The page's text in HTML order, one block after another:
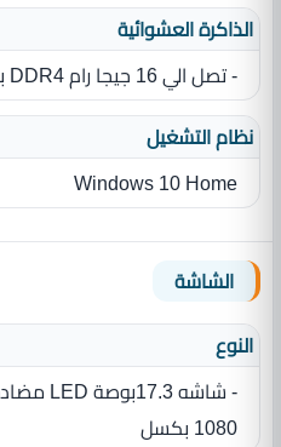
الذاكرة العشوائية
- تصل الي 16 جيجا رام DDR4 بسرعة 2400 ميجا هرتز
نظام التشغيل
Windows 10 Home
الشاشة
النوع
1080‏ بكسل